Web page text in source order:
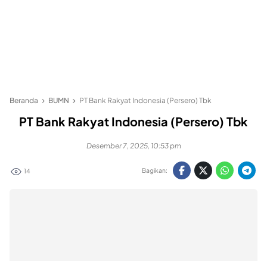
Beranda BUMN PT Bank Rakyat Indonesia (Persero) Tbk
PT Bank Rakyat Indonesia (Persero) Tbk
Desember 7, 2025, 10:53 pm
14 Bagikan: